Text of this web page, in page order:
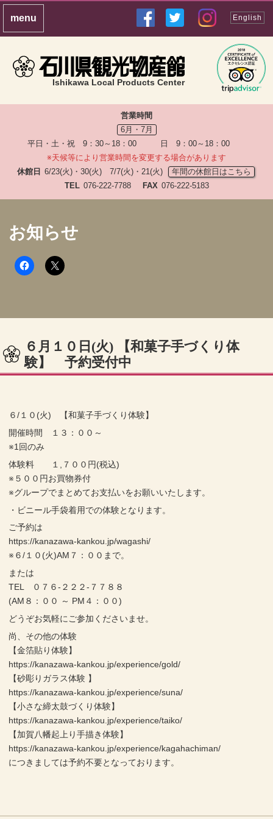
Ishikawa Local Products Center
English
営業時間
6月・7月
平日・土・祝 9：30～18：00 日 9：00～18：00
※天候等により営業時間を変更する場合があります
休館日 6/23(火)・30(火) 7/7(火)・21(火)
年間の休館日はこちら
TEL 076-222-7788 FAX 076-222-5183
お知らせ
６月１０日(火) 【和菓子手づくり体
験】 予約受付中
６/１０(火) 【和菓子手づくり体験】
開催時間 １３：００～
※1回のみ
体験料 １,７００円(税込)
※５００円お買物券付
※グループでまとめてお支払いをお願いいたします。
・ビニール手袋着用での体験となります。
ご予約は
https://kanazawa-kankou.jp/wagashi/
※６/１０(火)AM７：００まで。
または
TEL ０７６-２２２-７７８８
(AM８：００ ～ PM４：００)
どうぞお気軽にご参加くださいませ。
尚、その他の体験
【金箔貼り体験】
https://kanazawa-kankou.jp/experience/gold/
【砂彫りガラス体験 】
https://kanazawa-kankou.jp/experience/suna/
【小さな締太鼓づくり体験】
https://kanazawa-kankou.jp/experience/taiko/
【加賀八幡起上り手描き体験】
https://kanazawa-kankou.jp/experience/kagahachiman/
につきましては予約不要となっております。